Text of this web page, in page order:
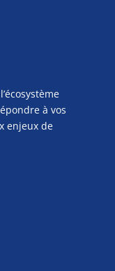
à vos
enjeux de